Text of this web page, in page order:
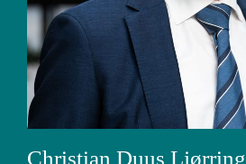
Christian Duus Ljørring